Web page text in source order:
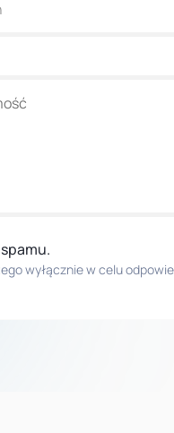
wyłącznie w celu